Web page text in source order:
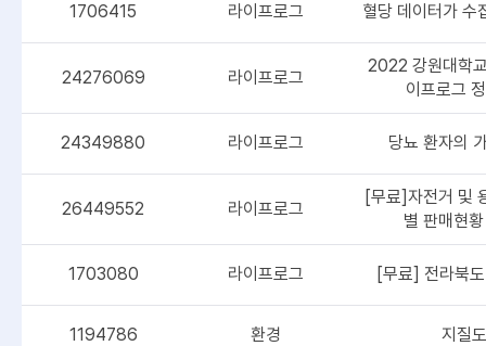
1706415 라이프로그 혈당 데이터가 수
24276069 라이프로그
2022 강원대학
이프로그
24349880 라이프로그 당뇨 환자의
26449552 라이프로그
[무료]자전거 및
별 판매현
1703080 라이프로그 [무료] 전라북
1194786 환경 지질